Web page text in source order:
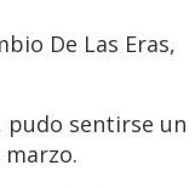
De Las Eras,
pudo sentirse un